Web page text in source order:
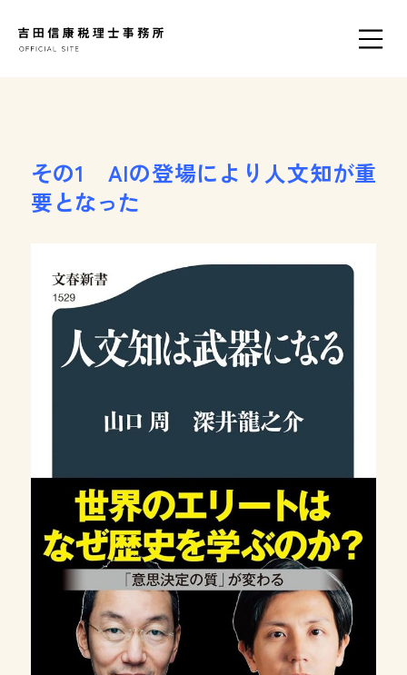
その1 AIの登場により人文知が重
要となった